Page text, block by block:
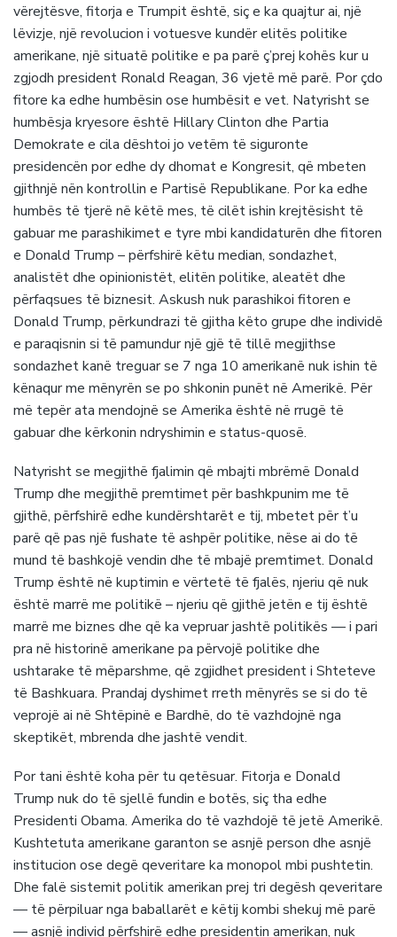
vërejtësve, fitorja e Trumpit është, siç e ka quajtur ai, një
lëvizje, një revolucion i votuesve kundër elitës politike
amerikane, një situatë politike e pa parë ç’prej kohës kur u
zgjodh president Ronald Reagan, 36 vjetë më parë. Por çdo
fitore ka edhe humbësin ose humbësit e vet. Natyrisht se
humbësja kryesore është Hillary Clinton dhe Partia
Demokrate e cila dështoi jo vetëm të siguronte
presidencën por edhe dy dhomat e Kongresit, që mbeten
gjithnjë nën kontrollin e Partisë Republikane. Por ka edhe
humbës të tjerë në këtë mes, të cilët ishin krejtësisht të
gabuar me parashikimet e tyre mbi kandidaturën dhe fitoren
e Donald Trump – përfshirë këtu median, sondazhet,
analistët dhe opinionistët, elitën politike, aleatët dhe
përfaqsues të biznesit. Askush nuk parashikoi fitoren e
Donald Trump, përkundrazi të gjitha këto grupe dhe individë
e paraqisnin si të pamundur një gjë të tillë megjithse
sondazhet kanë treguar se 7 nga 10 amerikanë nuk ishin të
kënaqur me mënyrën se po shkonin punët në Amerikë. Për
më tepër ata mendojnë se Amerika është në rrugë të
gabuar dhe kërkonin ndryshimin e status-quosë.
Natyrisht se megjithë fjalimin që mbajti mbrëmë Donald
Trump dhe megjithë premtimet për bashkpunim me të
gjithë, përfshirë edhe kundërshtarët e tij, mbetet për t’u
parë që pas një fushate të ashpër politike, nëse ai do të
mund të bashkojë vendin dhe të mbajë premtimet. Donald
Trump është në kuptimin e vërtetë të fjalës, njeriu që nuk
është marrë me politikë – njeriu që gjithë jetën e tij është
marrë me biznes dhe që ka vepruar jashtë politikës — i pari
pra në historinë amerikane pa përvojë politike dhe
ushtarake të mëparshme, që zgjidhet president i Shteteve
të Bashkuara. Prandaj dyshimet rreth mënyrës se si do të
veprojë ai në Shtëpinë e Bardhë, do të vazhdojnë nga
skeptikët, mbrenda dhe jashtë vendit.
Por tani është koha për tu qetësuar. Fitorja e Donald
Trump nuk do të sjellë fundin e botës, siç tha edhe
Presidenti Obama. Amerika do të vazhdojë të jetë Amerikë.
Kushtetuta amerikane garanton se asnjë person dhe asnjë
institucion ose degë qeveritare ka monopol mbi pushtetin.
Dhe falë sistemit politik amerikan prej tri degësh qeveritare
— të përpiluar nga baballarët e këtij kombi shekuj më parë
— asnjë individ përfshirë edhe presidentin amerikan, nuk